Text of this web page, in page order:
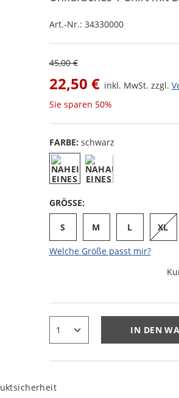
Art.-Nr.: 34330000
45,00 €
22,50 € inkl. MwSt. zzgl.
Sie sparen 50%
FARBE: schwarz
GRÖSSE:
S M L XL
Welche Größe passt mir?
IN DEN